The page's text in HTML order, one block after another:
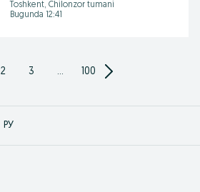
Toshkent, Chilonzor tumani
Bugunda 12:41
2 3 ... 100
РУ